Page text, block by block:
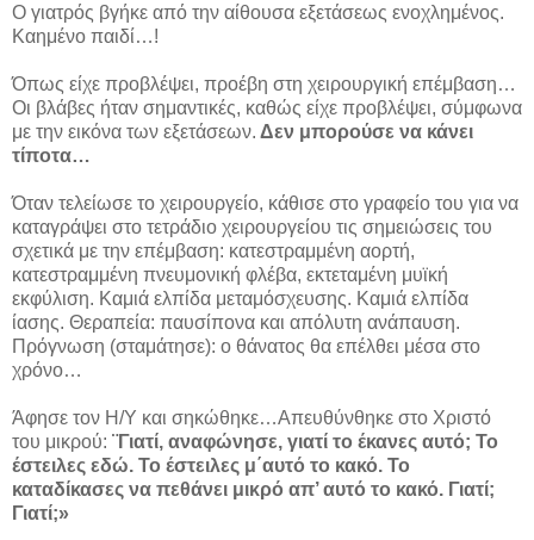
Ο γιατρός βγήκε από την αίθουσα εξετάσεως ενοχλημένος.
Καημένο παιδί…!
Όπως είχε προβλέψει, προέβη στη χειρουργική επέμβαση…
Οι βλάβες ήταν σημαντικές, καθώς είχε προβλέψει, σύμφωνα
με την εικόνα των εξετάσεων. Δεν μπορούσε να κάνει
τίποτα…
Όταν τελείωσε το χειρουργείο, κάθισε στο γραφείο του για να
καταγράψει στο τετράδιο χειρουργείου τις σημειώσεις του
σχετικά με την επέμβαση: κατεστραμμένη αορτή,
κατεστραμμένη πνευμονική φλέβα, εκτεταμένη μυϊκή
εκφύλιση. Καμιά ελπίδα μεταμόσχευσης. Καμιά ελπίδα
ίασης. Θεραπεία: παυσίπονα και απόλυτη ανάπαυση.
Πρόγνωση (σταμάτησε): ο θάνατος θα επέλθει μέσα στο
χρόνο…
Άφησε τον Η/Υ και σηκώθηκε…Απευθύνθηκε στο Χριστό
του μικρού: ¨Γιατί, αναφώνησε, γιατί το έκανες αυτό; Το
έστειλες εδώ. Το έστειλες μ΄αυτό το κακό. Το
καταδίκασες να πεθάνει μικρό απ’ αυτό το κακό. Γιατί;
Γιατί;»